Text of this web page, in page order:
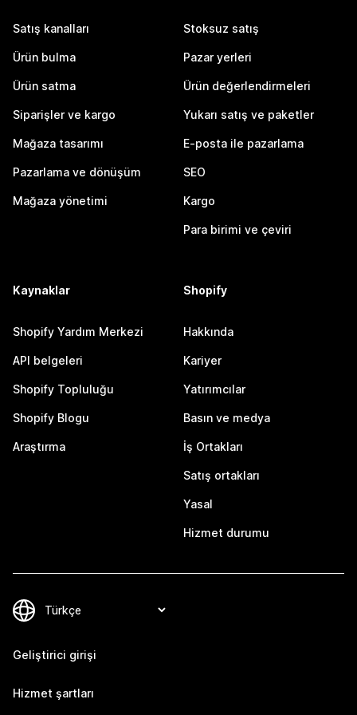
Satış kanalları
Ürün bulma
Ürün satma
Siparişler ve kargo
Mağaza tasarımı
Pazarlama ve dönüşüm
Mağaza yönetimi
Stoksuz satış
Pazar yerleri
Ürün değerlendirmeleri
Yukarı satış ve paketler
E-posta ile pazarlama
SEO
Kargo
Para birimi ve çeviri
Kaynaklar
Shopify Yardım Merkezi
API belgeleri
Shopify Topluluğu
Shopify Blogu
Araştırma
Shopify
Hakkında
Kariyer
Yatırımcılar
Basın ve medya
İş Ortakları
Satış ortakları
Yasal
Hizmet durumu
Geliştirici girişi
Hizmet şartları